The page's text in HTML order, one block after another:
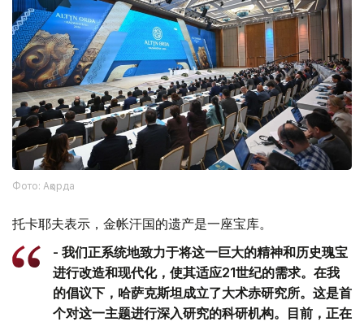
Фото: Ақорда
托卡耶夫表示，金帐汗国的遗产是一座宝库。
- 我们正系统地致力于将这一巨大的精神和历史瑰宝
进行改造和现代化，使其适应21世纪的需求。在我
的倡议下，哈萨克斯坦成立了大术赤研究所。这是首
个对这一主题进行深入研究的科研机构。目前，正在